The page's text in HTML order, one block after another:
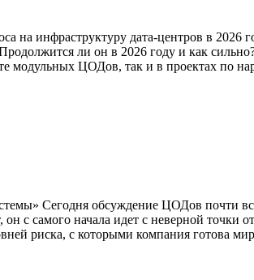
инфраструктуру дата-центров в 2026
ли он в 2026 году и как
модульных ЦОДов, так и в проектах по
Сегодня обсуждение ЦОДов почти
с самого начала идет с неверной точки
риска, с которыми компания готова